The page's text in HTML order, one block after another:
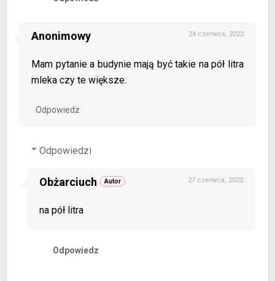
Anonimowy 24 czerwca, 2022
Mam pytanie a budynie mają być takie na pół litra
mleka czy te większe.
Odpowiedz
Odpowiedzi
Obżarciuch 27 czerwca, 2022
na pół litra
Odpowiedz